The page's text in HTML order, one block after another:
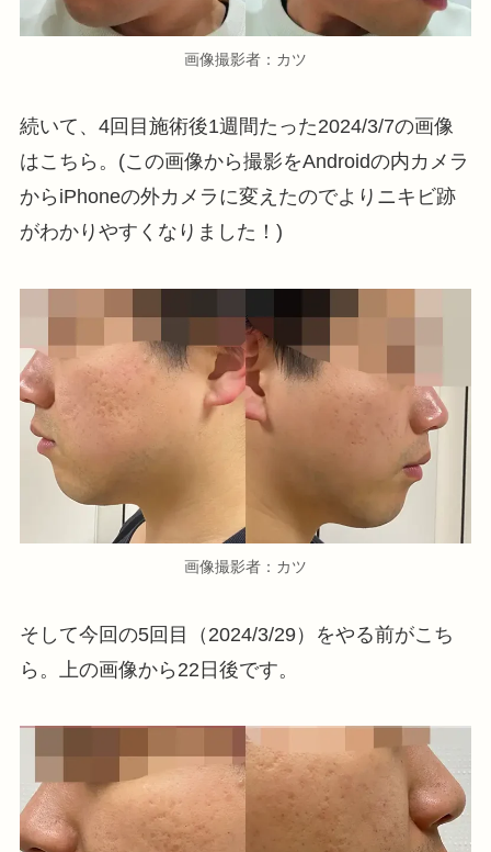
画像撮影者：カツ
続いて、4回目施術後1週間たった2024/3/7の画像
はこちら。(この画像から撮影をAndroidの内カメラ
からiPhoneの外カメラに変えたのでよりニキビ跡
がわかりやすくなりました！)
画像撮影者：カツ
そして今回の5回目（2024/3/29）をやる前がこち
ら。上の画像から22日後です。